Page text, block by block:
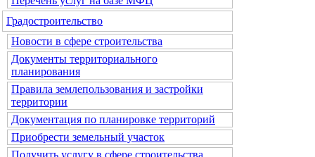
Градостроительство
Новости в сфере строительства
Документы территориального
планирования
Правила землепользования и застройки
территории
Документация по планировке территорий
Приобрести земельный участок
Получить услугу в сфере строительства